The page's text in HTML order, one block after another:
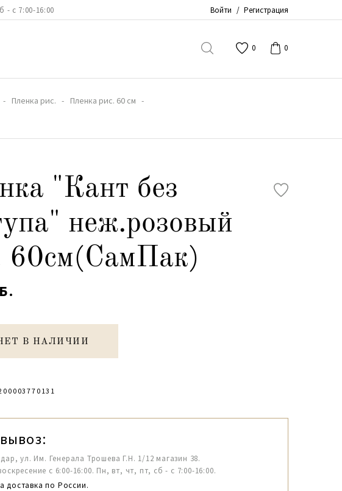
- с 7:00-16:00 Войти / Регистрация
0 0
Пленка рис.
Пленка рис. 60 см
"Кант без
неж.розовый
60см(СамПак)
В НАЛИЧИИ
ул. Им. Генерала Трошева Г.Н. 1/12 магазин 38.
с 6:00-16:00. Пн, вт, чт, пт, сб - с 7:00-16:00.
доставка по России.